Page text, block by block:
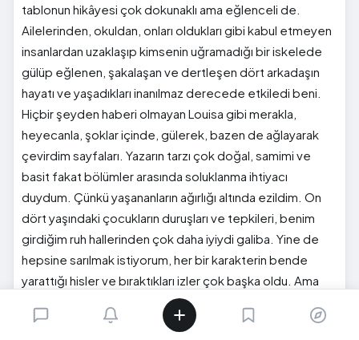
tablonun hikâyesi çok dokunaklı ama eğlenceli de.
Ailelerinden, okuldan, onları oldukları gibi kabul etmeyen
insanlardan uzaklaşıp kimsenin uğramadığı bir iskelede
gülüp eğlenen, şakalaşan ve dertleşen dört arkadaşın
hayatı ve yaşadıkları inanılmaz derecede etkiledi beni.
Hiçbir şeyden haberi olmayan Louisa gibi merakla,
heyecanla, şoklar içinde, gülerek, bazen de ağlayarak
çevirdim sayfaları. Yazarın tarzı çok doğal, samimi ve
basit fakat bölümler arasında soluklanma ihtiyacı
duydum. Çünkü yaşananların ağırlığı altında ezildim. On
dört yaşındaki çocukların duruşları ve tepkileri, benim
girdiğim ruh hallerinden çok daha iyiydi galiba. Yine de
hepsine sarılmak istiyorum, her bir karakterin bende
yarattığı hisler ve bıraktıkları izler çok başka oldu. Ama
Christian’ın yeri özellikle ayrı, yalnızca bir iki bölümde
geçtiği halde beni mahvetmeyi başardı.